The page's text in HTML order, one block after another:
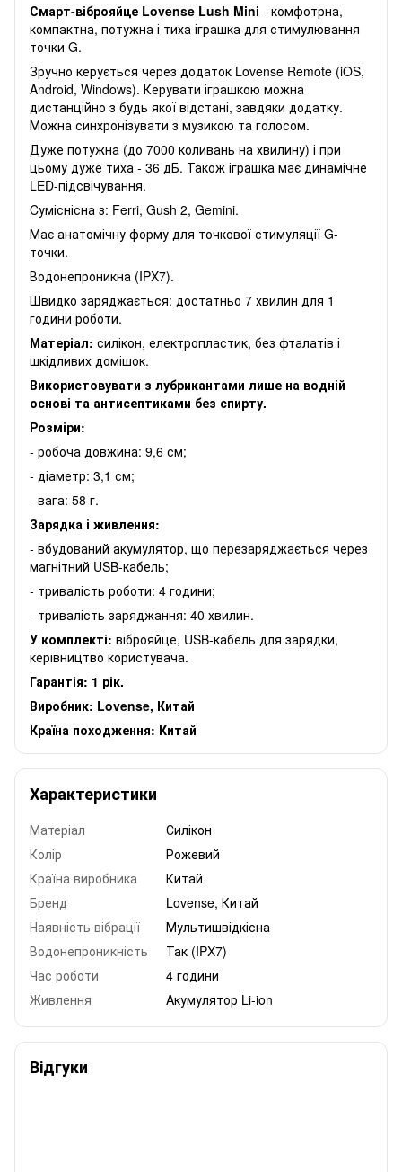
Смарт-віброяйце Lovense Lush Mini - комфотрна,
компактна, потужна і тиха іграшка для стимулювання
точки G.
Зручно керується через додаток Lovense Remote (iOS,
Android, Windows). Керувати іграшкою можна
дистанційно з будь якої відстані, завдяки додатку.
Можна синхронізувати з музикою та голосом.
Дуже потужна (до 7000 коливань на хвилину) і при
цьому дуже тиха - 36 дБ. Також іграшка має динамічне
LED-підсвічування.
Cуміснісна з: Ferri, Gush 2, Gemini.
Має анатомічну форму для точкової стимуляції G-
точки.
Водонепроникна (IPX7).
Швидко заряджається: достатньо 7 хвилин для 1
години роботи.
Матеріал: силікон, електропластик, без фталатів і
шкідливих домішок.
Використовувати з лубрикантами лише на водній
основі та антисептиками без спирту.
Розміри:
- робоча довжина: 9,6 см;
- діаметр: 3,1 см;
- вага: 58 г.
Зарядка і живлення:
- вбудований акумулятор, що перезаряджається через
магнітний USB-кабель;
- тривалість роботи: 4 години;
- тривалість заряджання: 40 хвилин.
У комплекті: віброяйце, USB-кабель для зарядки,
керівництво користувача.
Гарантія: 1 рік.
Виробник: Lovense, Китай
Країна походження: Китай
Характеристики
Матеріал
Силікон
Колір
Рожевий
Країна виробника
Китай
Бренд
Lovense, Китай
Наявність вібрації
Мультишвідкісна
Водонепроникність
Так (IPX7)
Час роботи
4 години
Живлення
Aкумулятор Li-ion
Відгуки